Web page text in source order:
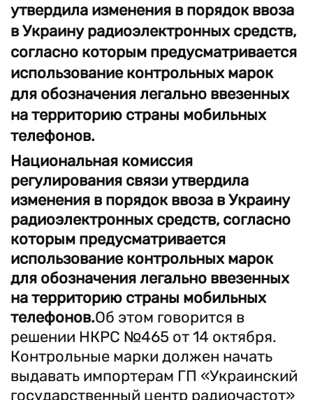
утвердила изменения в порядок ввоза
в Украину радиоэлектронных средств,
согласно которым предусматривается
использование контрольных марок
для обозначения легально ввезенных
на территорию страны мобильных
телефонов.
Национальная комиссия
регулирования связи утвердила
изменения в порядок ввоза в Украину
радиоэлектронных средств, согласно
которым предусматривается
использование контрольных марок
для обозначения легально ввезенных
на территорию страны мобильных
телефонов.Об этом говорится в
решении НКРС №465 от 14 октября.
Контрольные марки должен начать
выдавать импортерам ГП «Украинский
государственный центр радиочастот»